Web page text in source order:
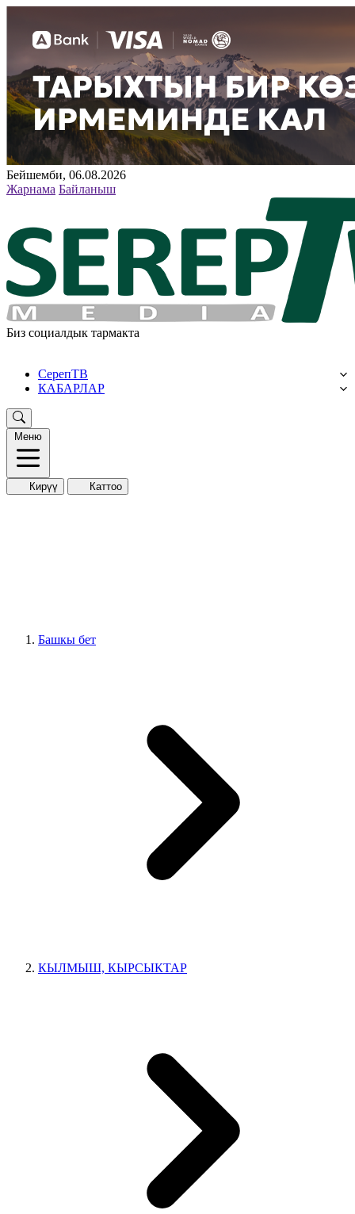
Бейшемби, 06.08.2026
Жарнама Байланыш
Биз социалдык тармакта
СерепТВ
КАБАРЛАР
Меню
Кирүү Каттоо
Башкы бет
КЫЛМЫШ, КЫРСЫКТАР